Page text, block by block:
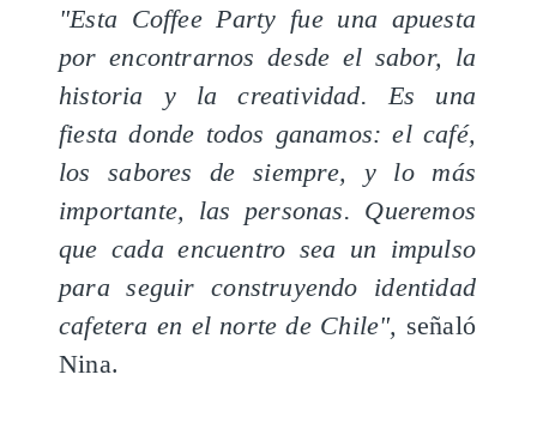
"Esta Coffee Party fue una apuesta
por encontrarnos desde el sabor, la
historia y la creatividad. Es una
fiesta donde todos ganamos: el café,
los sabores de siempre, y lo más
importante, las personas. Queremos
que cada encuentro sea un impulso
para seguir construyendo identidad
cafetera en el norte de Chile", señaló
Nina.